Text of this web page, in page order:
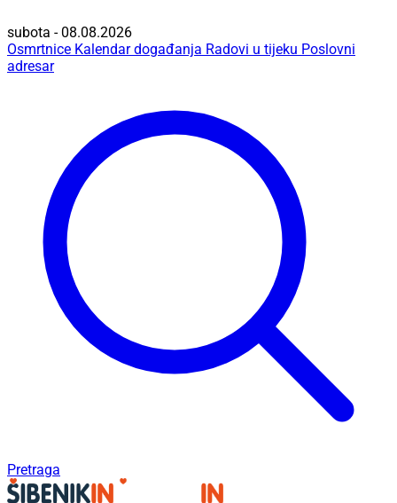
subota - 08.08.2026
Osmrtnice Kalendar događanja Radovi u tijeku Poslovni
adresar
Pretraga